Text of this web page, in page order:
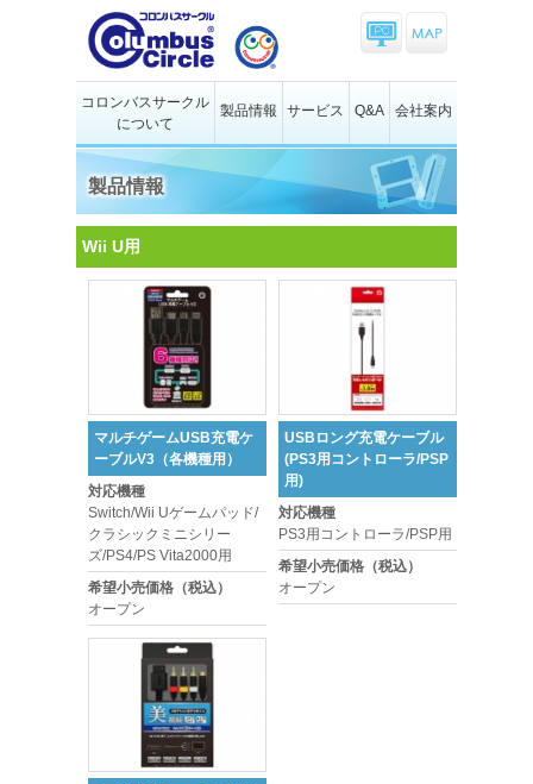
コロンバスサークル
について
製品情報 サービス Q&A 会社案内
製品情報
Wii U用
マルチゲームUSB充電ケ
ーブルV3（各機種用）
対応機種
Switch/Wii Uゲームパッド/
クラシックミニシリー
ズ/PS4/PS Vita2000用
希望小売価格（税込）
オープン
USBロング充電ケーブル
(PS3用コントローラ/PSP
用)
対応機種
PS3用コントローラ/PSP用
希望小売価格（税込）
オープン